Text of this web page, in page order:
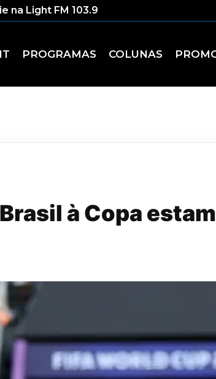
na Light FM 103.9
PROGRAMAS COLUNAS
à Copa